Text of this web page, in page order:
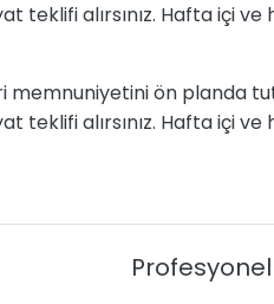
teklifi alırsınız. Hafta içi
memnuniyetini ön planda
teklifi alırsınız. Hafta içi